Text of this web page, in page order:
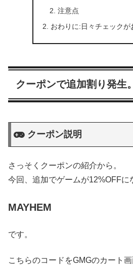
注意点
おわりに:日々チェックが
クーポンで追加割り発生
クーポン説明
さっそくクーポンの紹介から。
今回、追加でゲームが12%OFFに
MAYHEM
です。
こちらのコードをGMGのカート